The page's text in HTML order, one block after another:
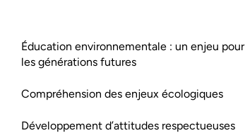
Éducation environnementale : un enjeu pour
les générations futures
Compréhension des enjeux écologiques
Développement d’attitudes respectueuses